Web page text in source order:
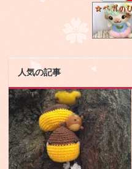
人気の記事